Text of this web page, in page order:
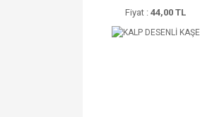
Fiyat : 44,00 TL